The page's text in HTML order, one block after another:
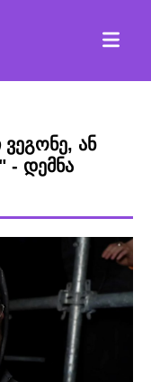
ან
- დემნა